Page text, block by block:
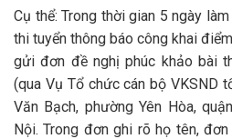
Cụ thể: Trong thời gian 5 ngày
thi tuyển thông báo công khai
gửi đơn đề nghị phúc khảo bài
(qua Vụ Tổ chức cán bộ VKSND
Văn Bạch, phường Yên Hòa,
Nội. Trong đơn ghi rõ họ tên,